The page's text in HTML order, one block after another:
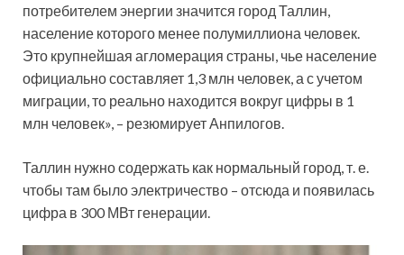
потребителем энергии значится город Таллин,
население которого менее полумиллиона человек.
Это крупнейшая агломерация страны, чье население
официально составляет 1,3 млн человек, а с учетом
миграции, то реально находится вокруг цифры в 1
млн человек», – резюмирует Анпилогов.
Таллин нужно содержать как нормальный город, т. е.
чтобы там было электричество – отсюда и появилась
цифра в 300 МВт генерации.